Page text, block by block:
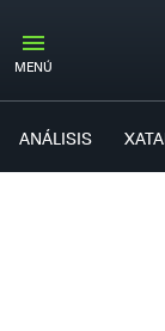
MENÚ
ANÁLISIS